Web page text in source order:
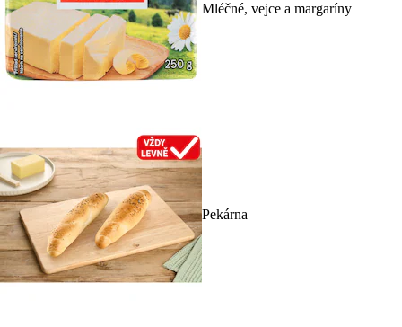
Mléčné, vejce a margaríny
Pekárna